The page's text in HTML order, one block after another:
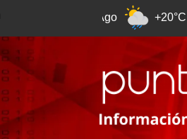
+20°C 8